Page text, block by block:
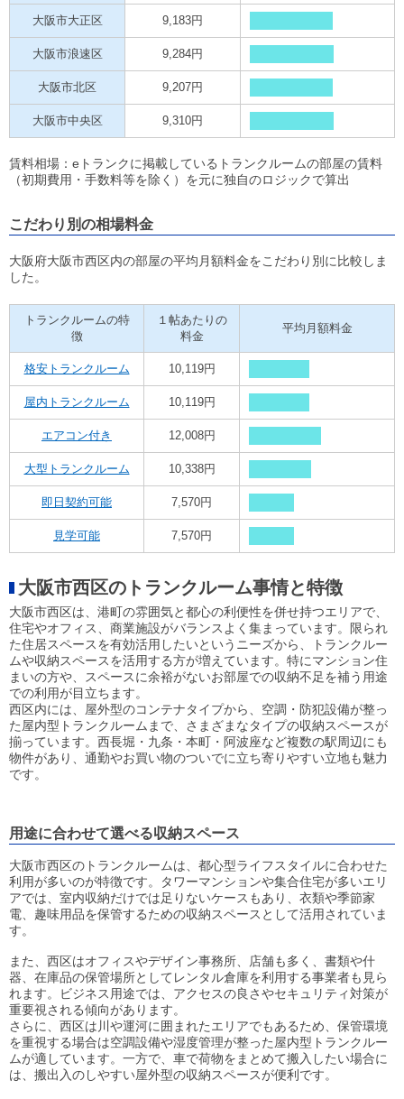
大阪市大正区 9,183円
大阪市浪速区 9,284円
大阪市北区 9,207円
大阪市中央区 9,310円
賃料相場：eトランクに掲載しているトランクルームの部屋の賃料
（初期費用・手数料等を除く）を元に独自のロジックで算出
こだわり別の相場料金
大阪府大阪市西区内の部屋の平均月額料金をこだわり別に比較しま
した。
トランクルームの特
徴
１帖あたりの
料金
平均月額料金
格安トランクルーム 10,119円
屋内トランクルーム 10,119円
エアコン付き 12,008円
大型トランクルーム 10,338円
即日契約可能 7,570円
見学可能 7,570円
大阪市西区のトランクルーム事情と特徴
大阪市西区は、港町の雰囲気と都心の利便性を併せ持つエリアで、
住宅やオフィス、商業施設がバランスよく集まっています。限られ
た住居スペースを有効活用したいというニーズから、トランクルー
ムや収納スペースを活用する方が増えています。特にマンション住
まいの方や、スペースに余裕がないお部屋での収納不足を補う用途
での利用が目立ちます。
西区内には、屋外型のコンテナタイプから、空調・防犯設備が整っ
た屋内型トランクルームまで、さまざまなタイプの収納スペースが
揃っています。西長堀・九条・本町・阿波座など複数の駅周辺にも
物件があり、通勤やお買い物のついでに立ち寄りやすい立地も魅力
です。
用途に合わせて選べる収納スペース
大阪市西区のトランクルームは、都心型ライフスタイルに合わせた
利用が多いのが特徴です。タワーマンションや集合住宅が多いエリ
アでは、室内収納だけでは足りないケースもあり、衣類や季節家
電、趣味用品を保管するための収納スペースとして活用されていま
す。
また、西区はオフィスやデザイン事務所、店舗も多く、書類や什
器、在庫品の保管場所としてレンタル倉庫を利用する事業者も見ら
れます。ビジネス用途では、アクセスの良さやセキュリティ対策が
重要視される傾向があります。
さらに、西区は川や運河に囲まれたエリアでもあるため、保管環境
を重視する場合は空調設備や湿度管理が整った屋内型トランクルー
ムが適しています。一方で、車で荷物をまとめて搬入したい場合に
は、搬出入のしやすい屋外型の収納スペースが便利です。